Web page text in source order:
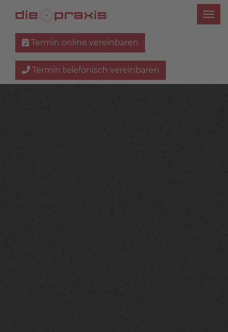
Termin online vereinbaren
Termin telefonisch vereinbaren